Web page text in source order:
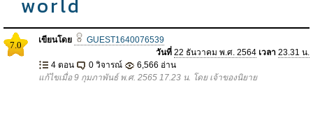
7.0 เขียนโดย
GUEST1640076539
วันที่ 22 ธันวาคม พ.ศ. 2564 เวลา 23.31 น.
4 ตอน
0 วิจารณ์
6,566 อ่าน
แก้ไขเมื่อ 9 กุมภาพันธ์ พ.ศ. 2565 17.23 น. โดย เจ้าของนิยาย